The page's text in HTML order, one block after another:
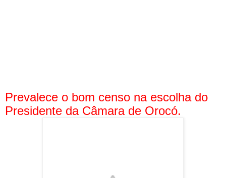
Prevalece o bom censo na escolha do
Presidente da Câmara de Orocó.